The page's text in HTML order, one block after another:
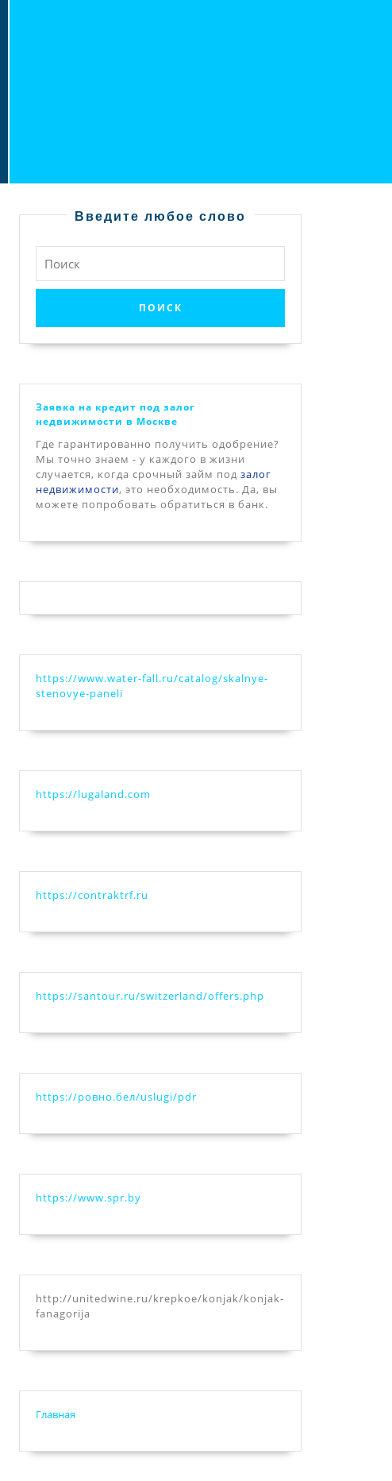
Введите любое слово
Заявка на кредит под залог
недвижимости в Москве
Где гарантированно получить одобрение?
Мы точно знаем - у каждого в жизни
случается, когда срочный займ под залог
недвижимости, это необходимость. Да, вы
можете попробовать обратиться в банк.
https://www.water-fall.ru/catalog/skalnye-
stenovye-paneli
https://lugaland.com
https://contraktrf.ru
https://santour.ru/switzerland/offers.php
https://ровно.бел/uslugi/pdr
https://www.spr.by
http://unitedwine.ru/krepkoe/konjak/konjak-
fanagorija
Главная